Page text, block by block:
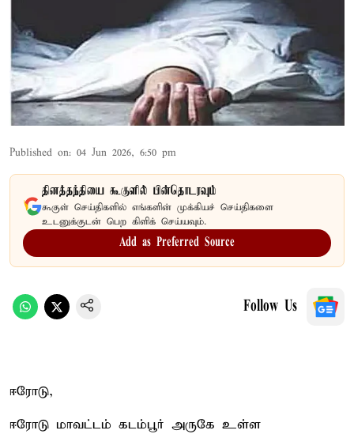
Published on: 04 Jun 2026, 6:50 pm
தினத்தந்தியை கூகுளில் பின்தொடரவும்
கூகுள் செய்திகளில் எங்களின் முக்கியச் செய்திகளை
உடனுக்குடன் பெற கிளிக் செய்யவும்.
Add as Preferred Source
Follow Us
ஈரோடு,
ஈரோடு மாவட்டம் கடம்பூர் அருகே உள்ள